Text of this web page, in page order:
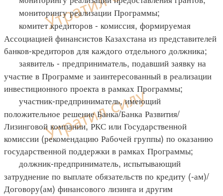
мониторингу реализации Программы;
комитет кредиторов - комиссия, формируемая
Ассоциацией финансистов Казахстана из представителей
банков-кредиторов для каждого отдельного должника;
заявитель - предприниматель, подавший заявку на
участие в Программе и заинтересованный в реализации
инвестиционного проекта в рамках Программы;
участник-предприниматель, имеющий
положительное решение Банка/Банка Развития/
Лизинговой компании, РКС или Государственной
комиссии (рекомендацию Рабочей группы) по оказанию
государственной поддержки в рамках Программы;
должник-предприниматель, испытывающий
затруднение по выплате обязательств по кредиту (-ам)/
Договору(ам) финансового лизинга и другим